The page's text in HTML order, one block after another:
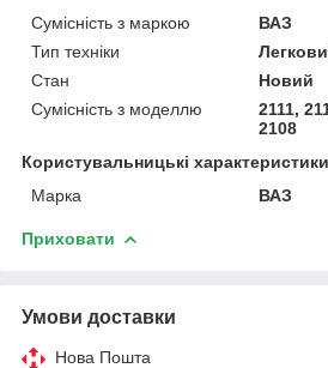
Сумісність з маркою
ВАЗ
Тип техніки
Стан
Новий
Сумісність з моделлю
2111,
2108
Користувальницькі характеристики
Марка
ВАЗ
Приховати
Умови доставки
Нова Пошта